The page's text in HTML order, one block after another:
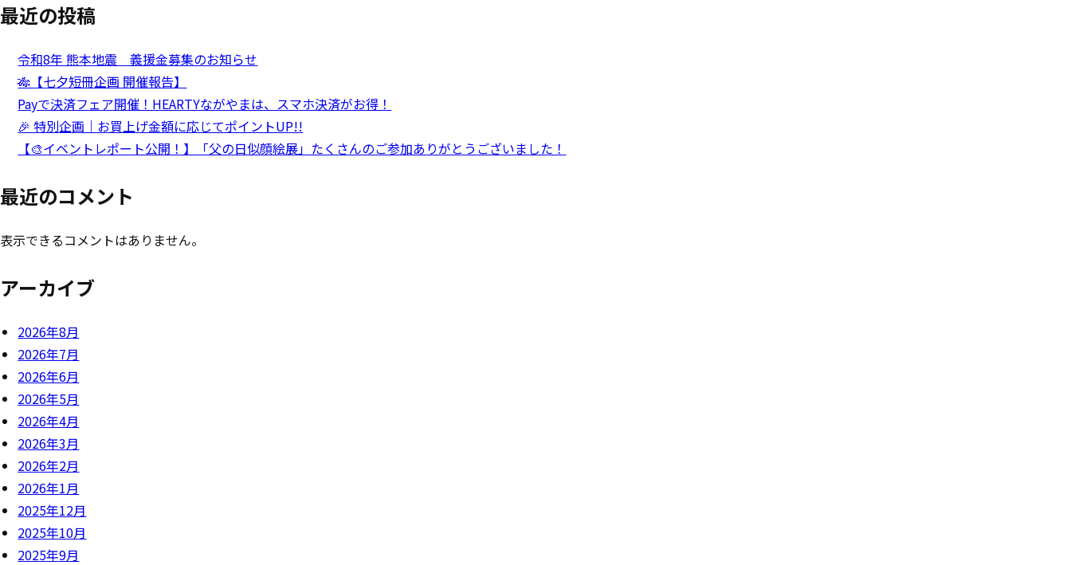
最近の投稿
令和8年 熊本地震 義援金募集のお知らせ
🎋【七夕短冊企画 開催報告】
Payで決済フェア開催！HEARTYながやまは、スマホ決済がお得！
🎉 特別企画｜お買上げ金額に応じてポイントUP!!
【🎨イベントレポート公開！】「父の日似顔絵展」たくさんのご参加ありがとうございました！
最近のコメント
表示できるコメントはありません。
アーカイブ
2026年8月
2026年7月
2026年6月
2026年5月
2026年4月
2026年3月
2026年2月
2026年1月
2025年12月
2025年10月
2025年9月